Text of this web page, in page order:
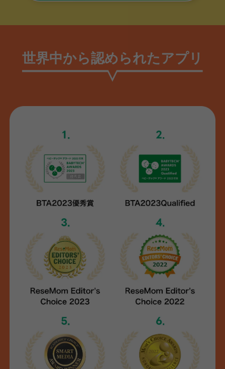
世界中から認められたアプリ